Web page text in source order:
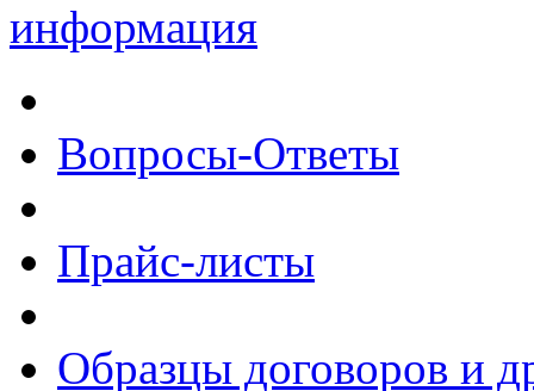
информация
Вопросы-Ответы
Прайс-листы
Образцы договоров и